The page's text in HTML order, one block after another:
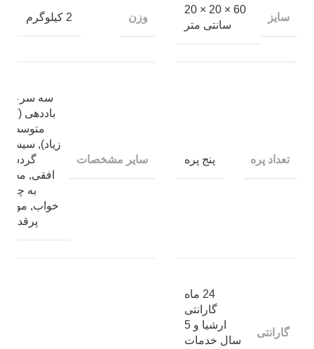
سایز
60 × 20 × 20
سانتی متر
وزن 2 کیلوگرم
تعداد پره پنج پره سایر مشخصات
سه سرعت
باددهی (کم،
متوسط و
زیاد), سیستم
گردشی
افقی, مجهز
به چراغ
خواب, موتور
پرقدرت
گارانتی
24 ماه
گارانتی
ارشیا و 5
سال خدمات